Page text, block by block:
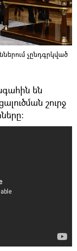
չընդգրկված
են
շուրջ